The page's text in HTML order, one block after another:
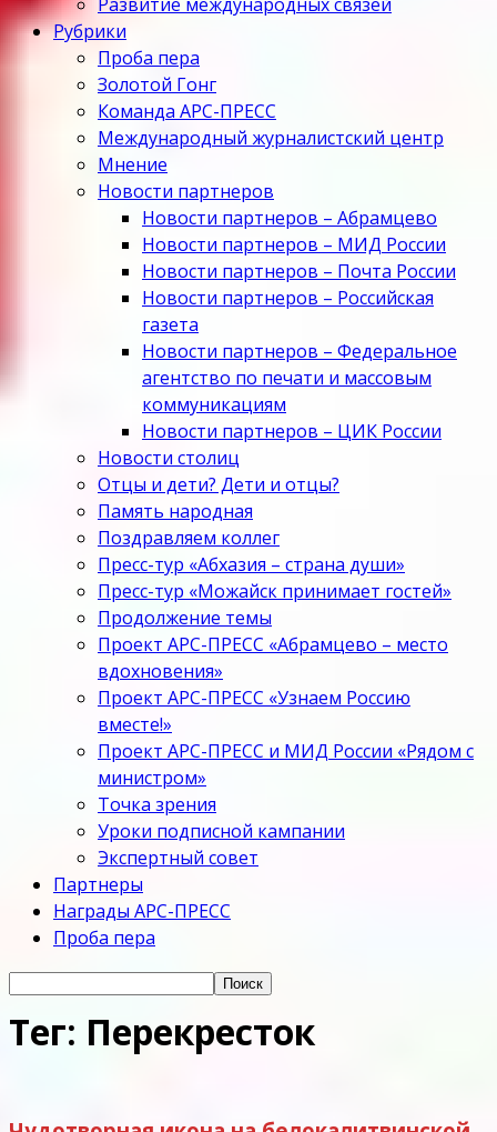
Рубрики
Проба пера
Золотой Гонг
Команда АРС-ПРЕСС
Международный журналистский центр
Мнение
Новости партнеров
Новости партнеров – Абрамцево
Новости партнеров – МИД России
Новости партнеров – Почта России
Новости партнеров – Российская
газета
Новости партнеров – Федеральное
агентство по печати и массовым
коммуникациям
Новости партнеров – ЦИК России
Новости столиц
Отцы и дети? Дети и отцы?
Память народная
Поздравляем коллег
Пресс-тур «Абхазия – страна души»
Пресс-тур «Можайск принимает гостей»
Продолжение темы
Проект АРС-ПРЕСС «Абрамцево – место
вдохновения»
Проект АРС-ПРЕСС «Узнаем Россию
вместе!»
Проект АРС-ПРЕСС и МИД России «Рядом с
министром»
Точка зрения
Уроки подписной кампании
Экспертный совет
Партнеры
Награды АРС-ПРЕСС
Проба пера
Тег: Перекресток